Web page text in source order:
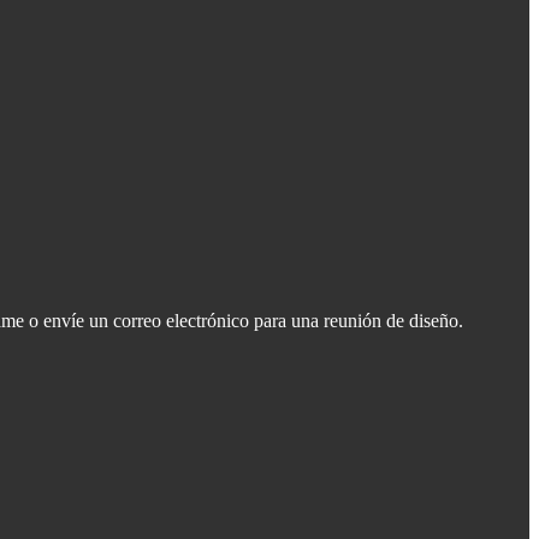
o envíe un correo electrónico para una reunión de diseño.